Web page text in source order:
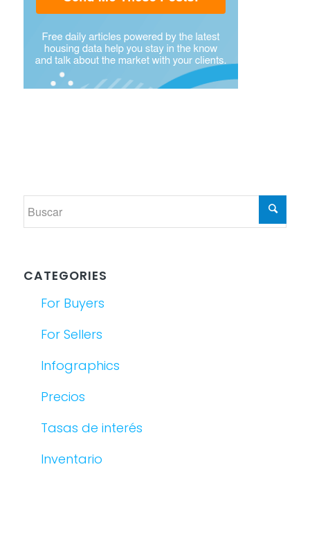
CATEGORIES
For Buyers
For Sellers
Infographics
Precios
Tasas de interés
Inventario